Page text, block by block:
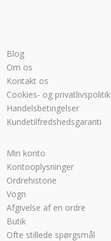
Blog
Om os
Kontakt os
Cookies- og privatlivspolitik
Handelsbetingelser
Kundetilfredshedsgaranti
Min konto
Kontooplysninger
Ordrehistorie
Vogn
Afgivelse af en ordre
Butik
Ofte stillede spørgsmål